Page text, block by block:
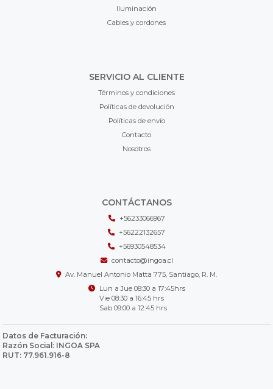
Iluminación
Cables y cordones
SERVICIO AL CLIENTE
Términos y condiciones
Políticas de devolución
Políticas de envío
Contacto
Nosotros
CONTÁCTANOS
+56233066967
+56222132657
+56930548534
contacto@ingoa.cl
Av. Manuel Antonio Matta 775, Santiago, R. M.
Lun a Jue 08:30 a 17:45hrs
Vie 08:30 a 16:45 hrs
Sab 09:00 a 12:45 hrs
Datos de Facturación:
Razón Social: INGOA SPA
RUT: 77.961.916-8